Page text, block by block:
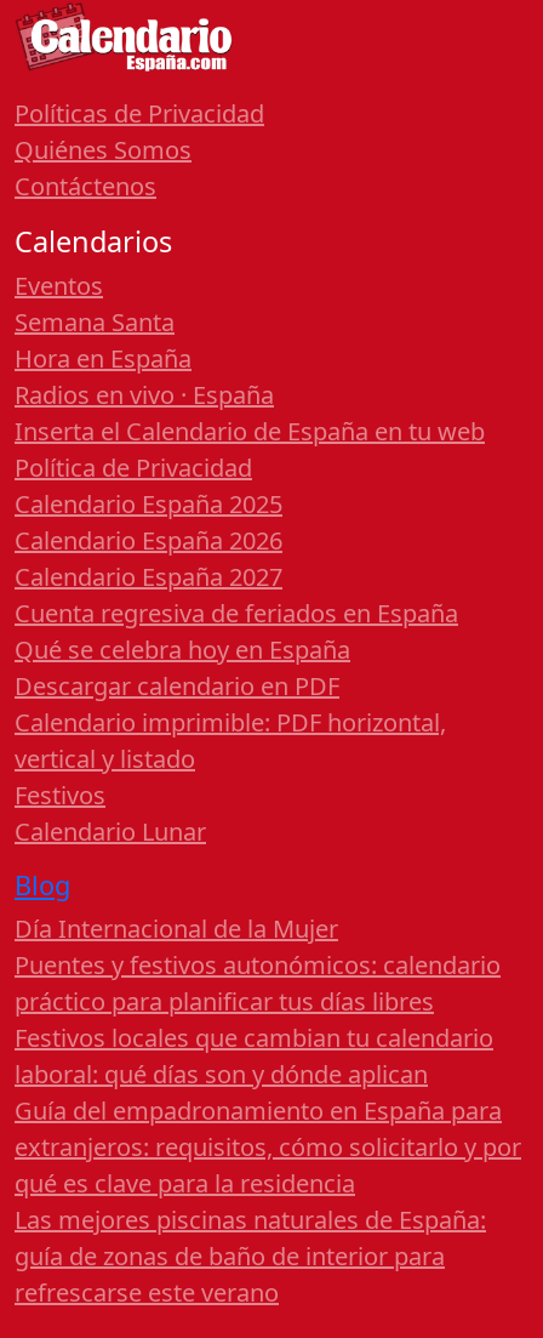
Políticas de Privacidad
Quiénes Somos
Contáctenos
Calendarios
Eventos
Semana Santa
Hora en España
Radios en vivo · España
Inserta el Calendario de España en tu web
Política de Privacidad
Calendario España 2025
Calendario España 2026
Calendario España 2027
Cuenta regresiva de feriados en España
Qué se celebra hoy en España
Descargar calendario en PDF
Calendario imprimible: PDF horizontal,
vertical y listado
Festivos
Calendario Lunar
Blog
Día Internacional de la Mujer
Puentes y festivos autonómicos: calendario
práctico para planificar tus días libres
Festivos locales que cambian tu calendario
laboral: qué días son y dónde aplican
Guía del empadronamiento en España para
extranjeros: requisitos, cómo solicitarlo y por
qué es clave para la residencia
Las mejores piscinas naturales de España:
guía de zonas de baño de interior para
refrescarse este verano